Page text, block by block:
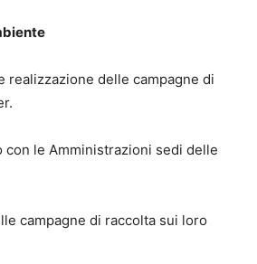
delle campagne di
le Amministrazioni sedi delle
di raccolta sui loro